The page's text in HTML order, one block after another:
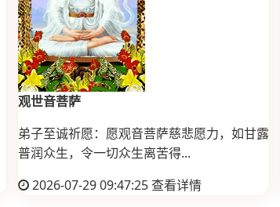
观世音菩萨
弟子至诚祈愿：愿观音菩萨慈悲愿力，如甘露
普润众生，令一切众生离苦得...
2026-07-29 09:47:25查看详情